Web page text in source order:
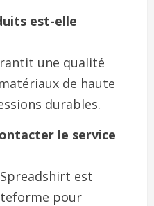
est-elle
une qualité
de haute
durables.
le service
est
pour